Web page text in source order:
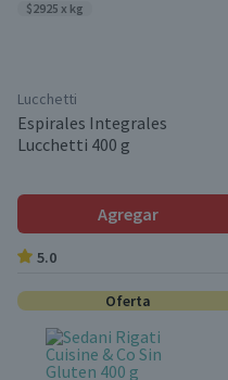
$2925 x kg
Lucchetti
Espirales Integrales
Lucchetti 400 g
Agregar
5.0
Oferta